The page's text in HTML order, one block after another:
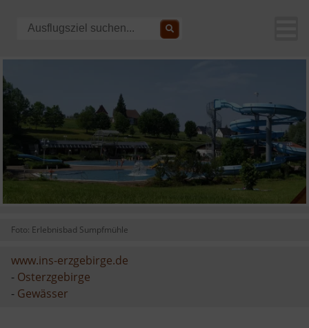
Foto: Erlebnisbad Sumpfmühle
www.ins-erzgebirge.de
- Osterzgebirge
- Gewässer